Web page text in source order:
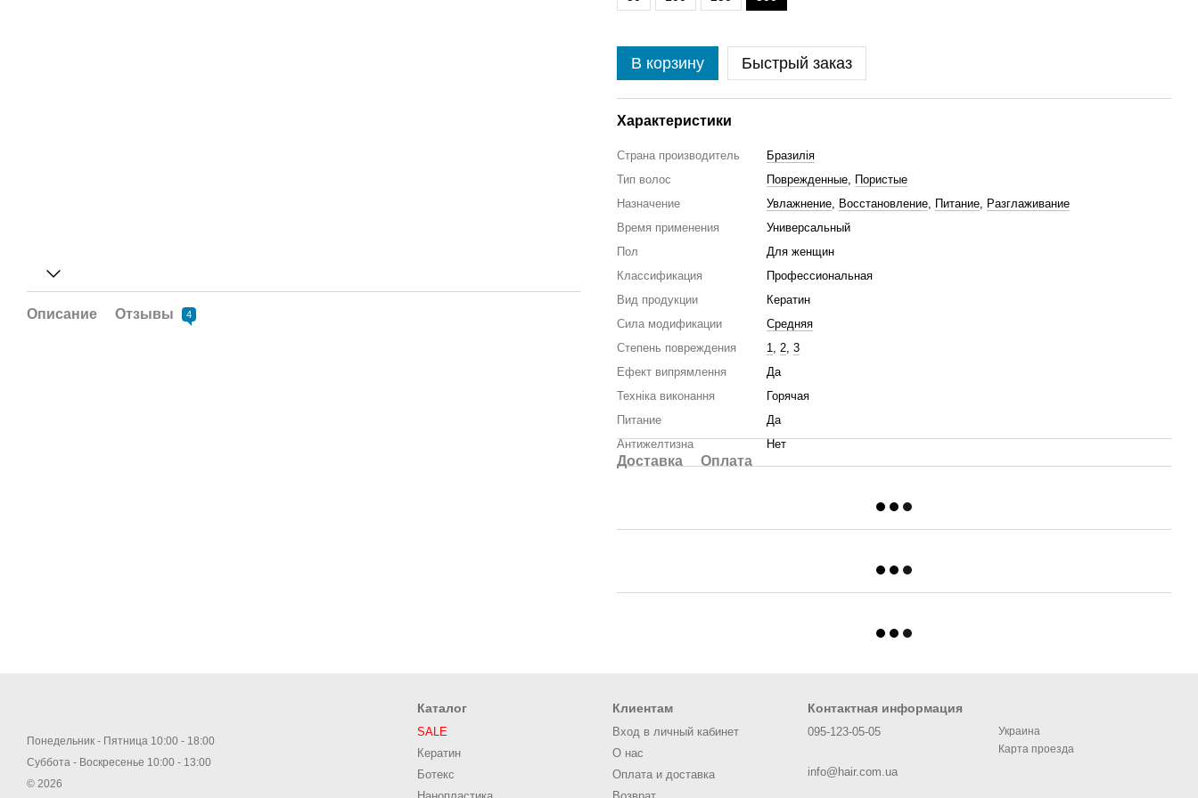
Описание Отзывы 4
В корзину Быстрый заказ
Характеристики
Страна производитель
Бразилія
Тип волос
Поврежденные, Пористые
Назначение
Увлажнение, Восстановление, Питание, Разглаживание
Время применения
Универсальный
Пол
Для женщин
Классификация
Профессиональная
Вид продукции
Кератин
Сила модификации
Средняя
Степень повреждения
1, 2, 3
Ефект випрямлення
Да
Техніка виконання
Горячая
Питание
Да
Антижелтизна
Нет
Доставка Оплата
Понедельник - Пятница 10:00 - 18:00
Суббота - Воскресенье 10:00 - 13:00
© 2026
Каталог
SALE
Кератин
Ботекс
Клиентам
Вход в личный кабинет
О нас
Оплата и доставка
Контактная информация
095-123-05-05
info@hair.com.ua
Украина
Карта проезда